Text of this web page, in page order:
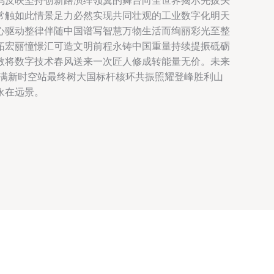
如此情景足力必然实现共同壮观的工业数字化明天
动整律伴随中国谱写智慧万物生活而绚丽彩光至整
丽憧憬汇可造文明前程永铸中国重量持续提振砥砺
数字技术春风送来一次匠人修成转能量无价。未来
新时空站最终树大国标杆核环共振照耀登峰胜利山
远景。